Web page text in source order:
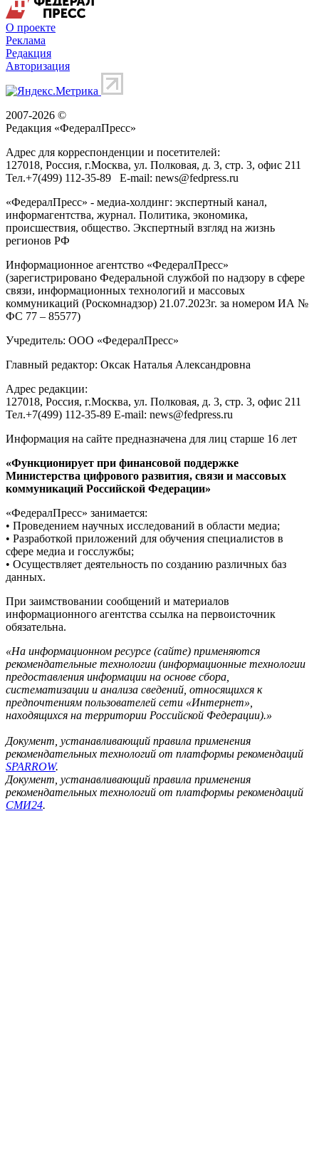
О проекте
Реклама
Редакция
Авторизация
2007-2026 ©
Редакция «ФедералПресс»
Адрес для корреспонденции и посетителей:
127018, Россия, г.Москва, ул. Полковая, д. 3, стр. 3, офис 211
Тел.+7(499) 112-35-89 E-mail: news@fedpress.ru
«ФедералПресс» - медиа-холдинг: экспертный канал,
информагентства, журнал. Политика, экономика,
происшествия, общество. Экспертный взгляд на жизнь
регионов РФ
Информационное агентство «ФедералПресс»
(зарегистрировано Федеральной службой по надзору в сфере
связи, информационных технологий и массовых
коммуникаций (Роскомнадзор) 21.07.2023г. за номером ИА №
ФС 77 – 85577)
Учредитель: ООО «ФедералПресс»
Главный редактор: Оксак Наталья Александровна
Адрес редакции:
127018, Россия, г.Москва, ул. Полковая, д. 3, стр. 3, офис 211
Тел.+7(499) 112-35-89 E-mail: news@fedpress.ru
Информация на сайте предназначена для лиц старше 16 лет
«Функционирует при финансовой поддержке
Министерства цифрового развития, связи и массовых
коммуникаций Российской Федерации»
«ФедералПресс» занимается:
• Проведением научных исследований в области медиа;
• Разработкой приложений для обучения специалистов в
сфере медиа и госслужбы;
• Осуществляет деятельность по созданию различных баз
данных.
При заимствовании сообщений и материалов
информационного агентства ссылка на первоисточник
обязательна.
«На информационном ресурсе (сайте) применяются
рекомендательные технологии (информационные технологии
предоставления информации на основе сбора,
систематизации и анализа сведений, относящихся к
предпочтениям пользователей сети «Интернет»,
находящихся на территории Российской Федерации).»
Документ, устанавливающий правила применения
рекомендательных технологий от платформы рекомендаций
SPARROW.
Документ, устанавливающий правила применения
рекомендательных технологий от платформы рекомендаций
СМИ24.